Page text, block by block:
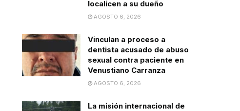
localicen a su dueño
AGOSTO 6, 2026
Vinculan a proceso a
dentista acusado de abuso
sexual contra paciente en
Venustiano Carranza
AGOSTO 6, 2026
La misión internacional de